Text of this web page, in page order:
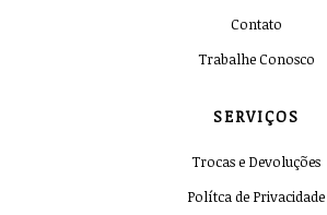
Contato
Trabalhe Conosco
SERVIÇOS
Trocas e Devoluções
Polítca de Privacidade